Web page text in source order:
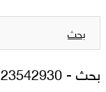
بحث
بحث -23542930